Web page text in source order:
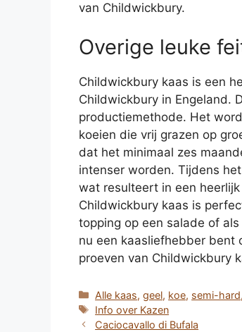
van Childwickbury.
Overige leuke
Childwickbury kaas is een
Childwickbury in Engeland.
productiemethode. Het
koeien die vrij grazen op
dat het minimaal zes
intenser worden. Tijdens
wat resulteert in een
Childwickbury kaas is
topping op een salade of
nu een kaasliefhebber bent
proeven van Childwickbury
Categorieën
Alle kaas,geel, koe, semi-hard
Tags
Info over Kazen
Caciocavallo di Bufala